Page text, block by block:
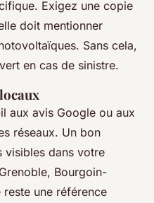
Exigez une copie
doit mentionner
Sans cela,
en cas de sinistre.
aux avis Google ou aux
réseaux. Un bon
visibles dans votre
Bourgoin-
une référence